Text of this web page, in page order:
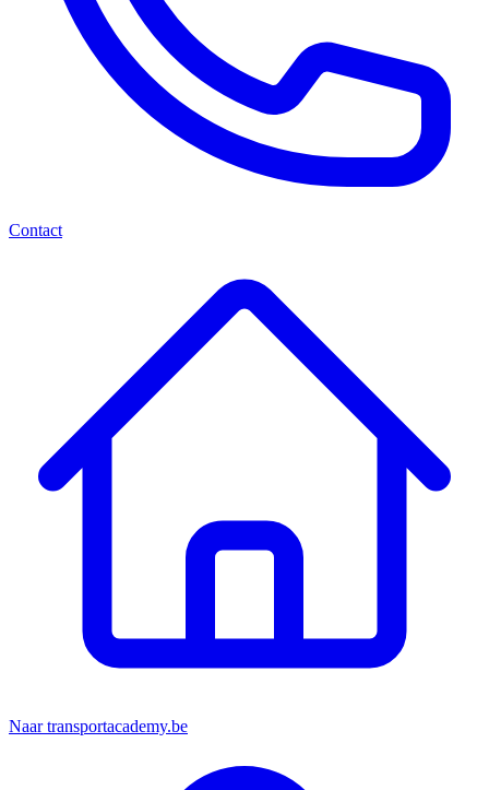
Contact
Naar transportacademy.be